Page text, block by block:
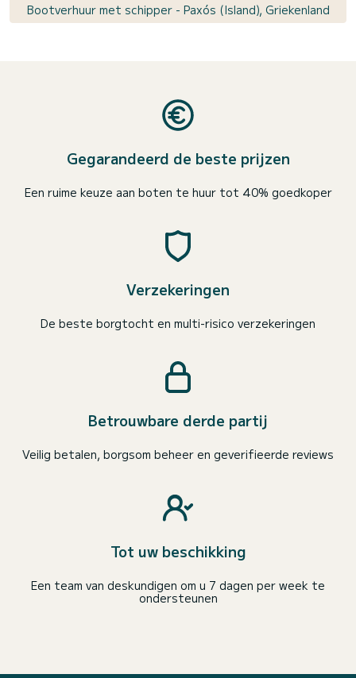
Bootverhuur met schipper - Paxós (Island), Griekenland
Gegarandeerd de beste prijzen
Een ruime keuze aan boten te huur tot 40% goedkoper
Verzekeringen
De beste borgtocht en multi-risico verzekeringen
Betrouwbare derde partij
Veilig betalen, borgsom beheer en geverifieerde reviews
Tot uw beschikking
Een team van deskundigen om u 7 dagen per week te
ondersteunen